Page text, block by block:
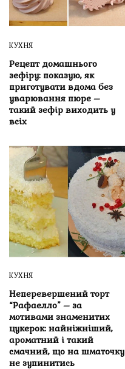
КУХНЯ
Рецепт домашнього
зефіру: показую, як
приготувати вдома без
уварювання пюре –
такий зефір виходить у
всіх
КУХНЯ
Неперевершений торт
“Рафаелло” – за
мотивами знаменитих
цукерок: найніжніший,
ароматний і такий
смачний, що на шматочку
не зупинитись